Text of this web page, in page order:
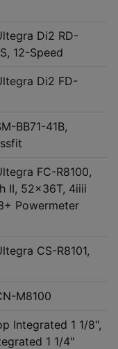
Di2 RD-
12-Speed
Di2 FD-
BB71-41B,
FC-R8100,
II, 52x36T, 4iiii
Powermeter
CS-R8101,
M8100
Integrated 1 1/8",
1 1/4"